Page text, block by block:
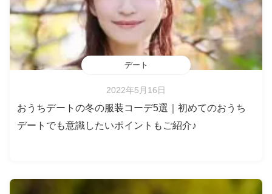
デート
2022年5月16日
おうちデートの冬の服装コーデ5選｜初めてのおうち
デートでも意識したいポイントもご紹介♪